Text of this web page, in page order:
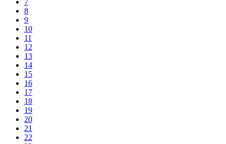
7
8
9
10
11
12
13
14
15
16
17
18
19
20
21
22